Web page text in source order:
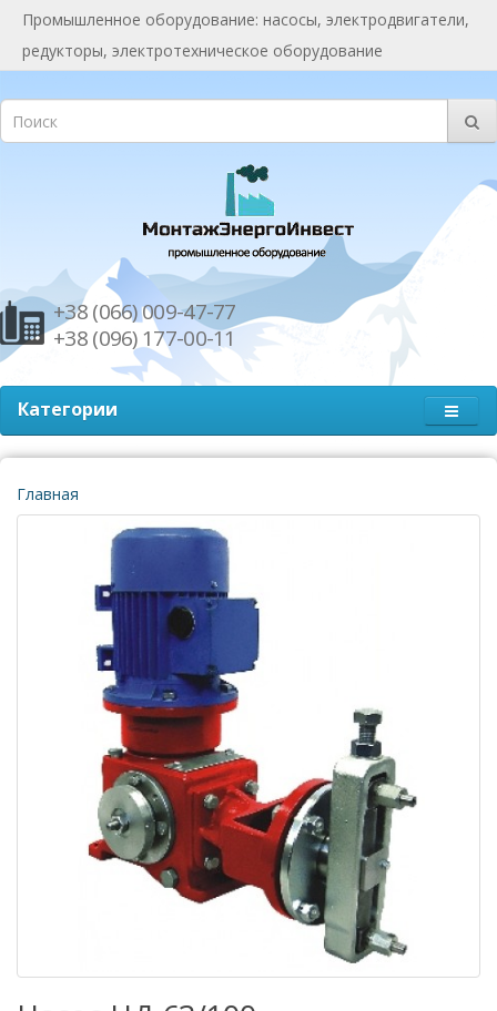
Промышленное оборудование: насосы, электродвигатели,
редукторы, электротехническое оборудование
+38 (066) 009-47-77
+38 (096) 177-00-11
Категории
Главная